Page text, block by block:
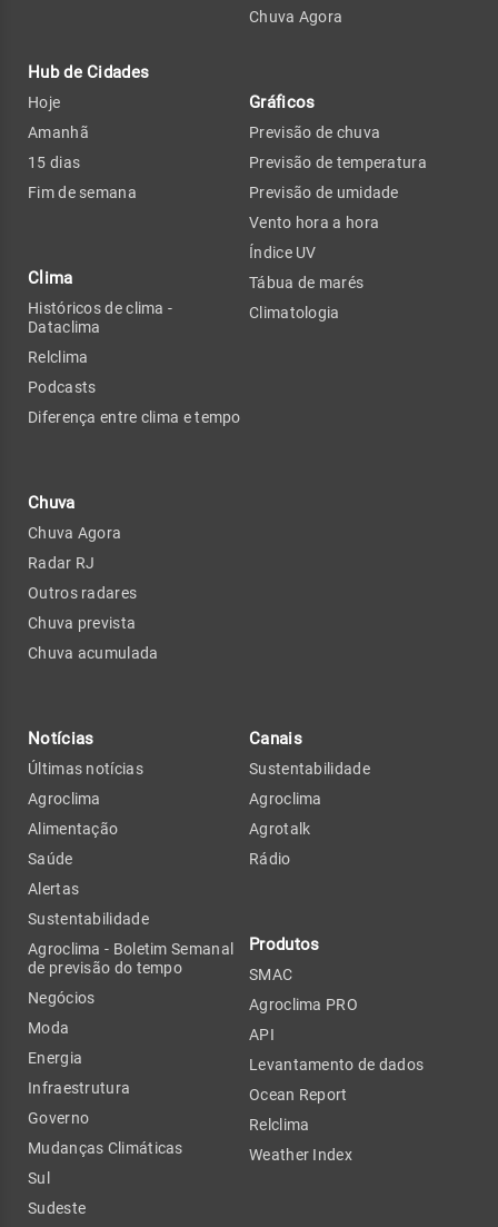
Hub de Cidades
Hoje
Amanhã
15 dias
Fim de semana
Clima
Históricos de clima -
Dataclima
Relclima
Podcasts
Diferença entre clima e tempo
Chuva
Chuva Agora
Radar RJ
Outros radares
Chuva prevista
Chuva acumulada
Chuva Agora
Gráficos
Previsão de chuva
Previsão de temperatura
Previsão de umidade
Vento hora a hora
Índice UV
Tábua de marés
Climatologia
Notícias
Últimas notícias
Agroclima
Alimentação
Saúde
Alertas
Sustentabilidade
Agroclima - Boletim Semanal
de previsão do tempo
Negócios
Moda
Energia
Infraestrutura
Governo
Mudanças Climáticas
Sul
Sudeste
Canais
Sustentabilidade
Agroclima
Agrotalk
Rádio
Produtos
SMAC
Agroclima PRO
API
Levantamento de dados
Ocean Report
Relclima
Weather Index